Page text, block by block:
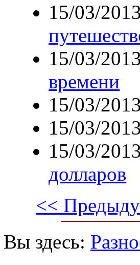
15/03/
15/03/
времени
15/03/
15/03/
15/03/
долларов
<<
Вы здесь: